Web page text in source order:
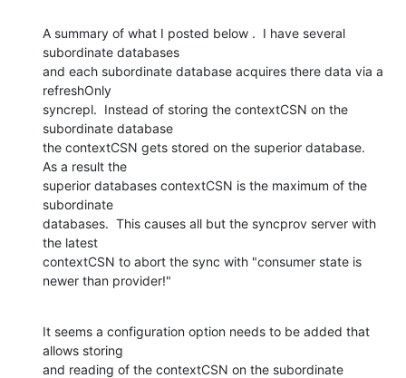
A summary of what I posted below .  I have several
subordinate databases
and each subordinate database acquires there data via a
refreshOnly
syncrepl.  Instead of storing the contextCSN on the
subordinate database
the contextCSN gets stored on the superior database.
As a result the
superior databases contextCSN is the maximum of the
subordinate
databases.  This causes all but the syncprov server with
the latest
contextCSN to abort the sync with "consumer state is
newer than provider!"
It seems a configuration option needs to be added that
allows storing
and reading of the contextCSN on the subordinate